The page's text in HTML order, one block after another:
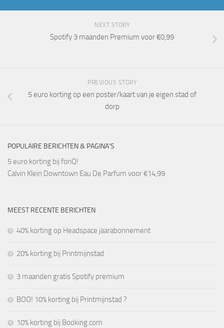
NEXT STORY
Spotify 3 maanden Premium voor €0,99
PREVIOUS STORY
5 euro korting op een poster/kaart van je eigen stad of
dorp
POPULAIRE BERICHTEN & PAGINA’S
5 euro korting bij fonQ!
Calvin Klein Downtown Eau De Parfum voor €14,99
MEEST RECENTE BERICHTEN
40% korting op Headspace jaarabonnement
20% korting bij Printmijnstad
3 maanden gratis Spotify premium
BOO! 10% korting bij Printmijnstad ?
10% korting bij Booking.com